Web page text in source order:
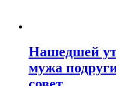
Нашедшей
мужа